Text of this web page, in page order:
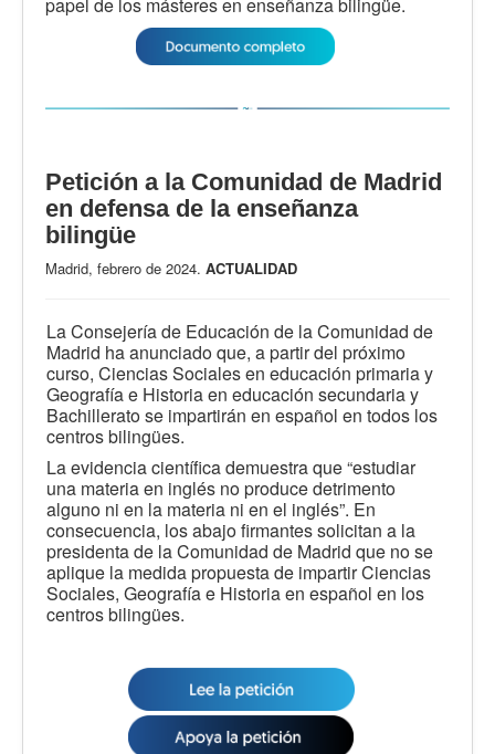
papel de los másteres en enseñanza bilingüe.
Petición a la Comunidad de Madrid
en defensa de la enseñanza
bilingüe
Madrid, febrero de 2024. ACTUALIDAD
La Consejería de Educación de la Comunidad de
Madrid ha anunciado que, a partir del próximo
curso, Ciencias Sociales en educación primaria y
Geografía e Historia en educación secundaria y
Bachillerato se impartirán en español en todos los
centros bilingües.
La evidencia científica demuestra que “estudiar
una materia en inglés no produce detrimento
alguno ni en la materia ni en el inglés”. En
consecuencia, los abajo firmantes solicitan a la
presidenta de la Comunidad de Madrid que no se
aplique la medida propuesta de impartir Ciencias
Sociales, Geografía e Historia en español en los
centros bilingües.